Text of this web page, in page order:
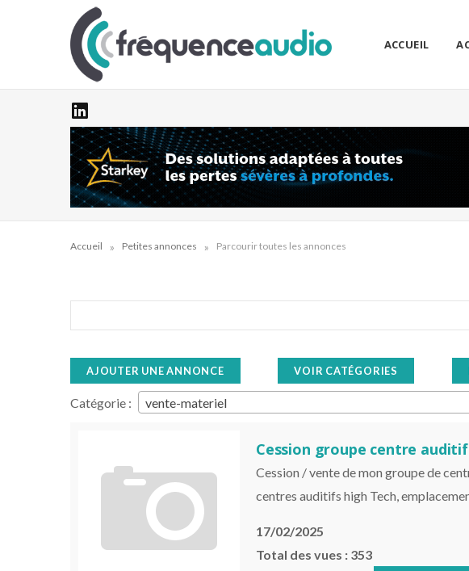
ACCUEIL
Accueil » Petites annonces » Parcourir toutes les annonces
AJOUTER UNE ANNONCE VOIR CATÉGORIES
Catégorie : vente-materiel
Cession groupe centre auditif
Cession / vente de mon groupe de
centres auditifs high Tech,
17/02/2025
Total des vues : 353